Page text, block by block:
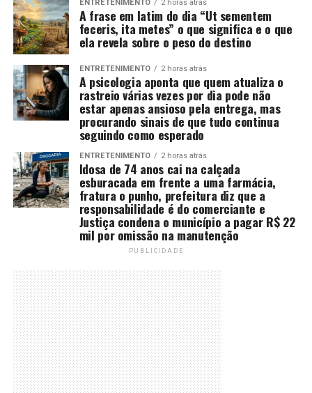
ENTRETENIMENTO 2 horas atrás
A frase em latim do dia “Ut sementem
feceris, ita metes” o que significa e o que
ela revela sobre o peso do destino
ENTRETENIMENTO 2 horas atrás
A psicologia aponta que quem atualiza o
rastreio várias vezes por dia pode não
estar apenas ansioso pela entrega, mas
procurando sinais de que tudo continua
seguindo como esperado
ENTRETENIMENTO 2 horas atrás
Idosa de 74 anos cai na calçada
esburacada em frente a uma farmácia,
fratura o punho, prefeitura diz que a
responsabilidade é do comerciante e
Justiça condena o município a pagar R$ 22
mil por omissão na manutenção
PUBLICIDADE